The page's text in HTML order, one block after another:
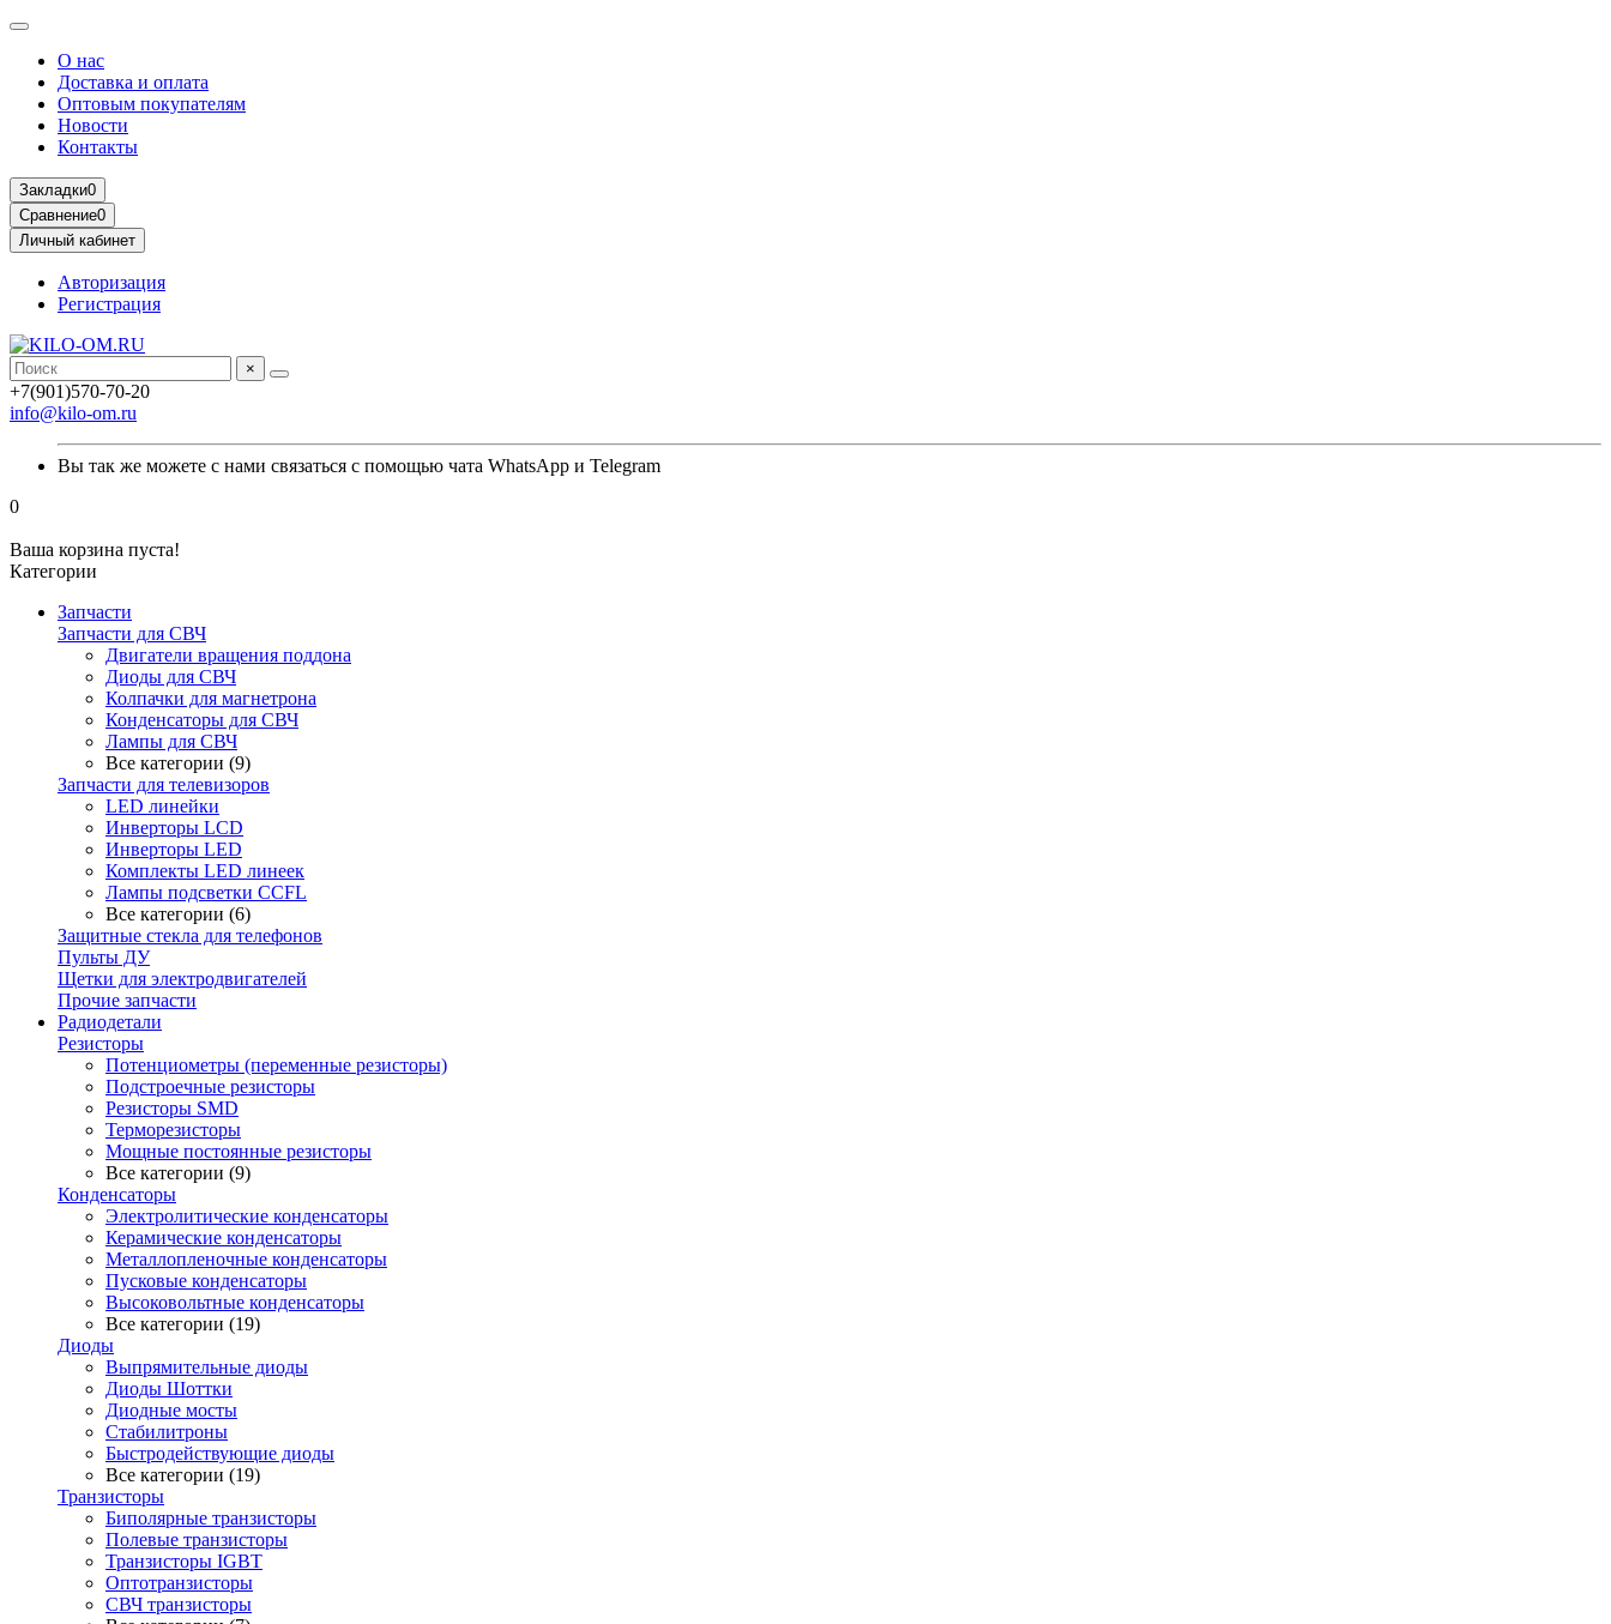
О нас
Доставка и оплата
Оптовым покупателям
Новости
Контакты
Закладки0
Сравнение0
Личный кабинет
Авторизация
Регистрация
×
+7(901)570-70-20
info@kilo-om.ru
Вы так же можете с нами связаться с помощью чата WhatsApp и Telegram
0
Ваша корзина пуста!
Категории
Запчасти
Запчасти для СВЧ
Двигатели вращения поддона
Диоды для СВЧ
Колпачки для магнетрона
Конденсаторы для СВЧ
Лампы для СВЧ
Все категории (9)
Запчасти для телевизоров
LED линейки
Инверторы LCD
Инверторы LED
Комплекты LED линеек
Лампы подсветки CCFL
Все категории (6)
Защитные стекла для телефонов
Пульты ДУ
Щетки для электродвигателей
Прочие запчасти
Радиодетали
Резисторы
Потенциометры (переменные резисторы)
Подстроечные резисторы
Резисторы SMD
Терморезисторы
Мощные постоянные резисторы
Все категории (9)
Конденсаторы
Электролитические конденсаторы
Керамические конденсаторы
Металлопленочные конденсаторы
Пусковые конденсаторы
Высоковольтные конденсаторы
Все категории (19)
Диоды
Выпрямительные диоды
Диоды Шоттки
Диодные мосты
Стабилитроны
Быстродействующие диоды
Все категории (19)
Транзисторы
Биполярные транзисторы
Полевые транзисторы
Транзисторы IGBT
Оптотранзисторы
СВЧ транзисторы